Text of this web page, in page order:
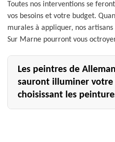
Toutes nos interventions se
vos besoins et votre budget.
murales à appliquer, nos
Sur Marne pourront vous
Les peintres de
sauront illuminer
choisissant les